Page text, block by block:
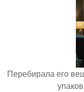
Перебирала его